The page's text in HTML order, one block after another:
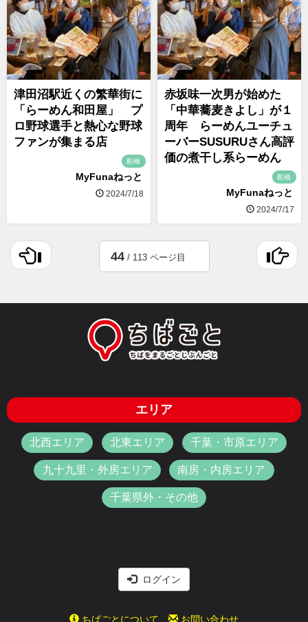
津田沼駅近くの繁華街に
「らーめん和田屋」 プ
ロ野球選手と熱心な野球
ファンが集まる店
船橋
MyFunaねっと
2024/7/18
赤坂味一次男が始めた
「中華蕎麦きよし」が１
周年 らーめんユーチュ
ーバーSUSURUさん高評
価の煮干し系らーめん
船橋
MyFunaねっと
2024/7/17
44/ 113 ページ目
エリア
北西エリア 北東エリア 千葉・市原エリア
九十九里・外房エリア 南房・内房エリア
千葉県外・その他
ログイン
ちばごとについて お問い合わせ